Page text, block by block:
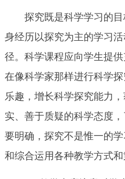
探究既是科学学习的
身经历以探究为主的学习
径。科学课程应向学生提
在像科学家那样进行科学
乐趣，增长科学探究能力
实、善于质疑的科学态度
要明确，探究不是惟一的
和综合运用各种教学方式和